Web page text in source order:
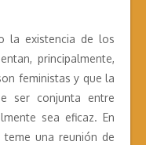
la existencia de los
principalmente,
feministas y que la
ser conjunta entre
sea eficaz. En
teme una reunión de